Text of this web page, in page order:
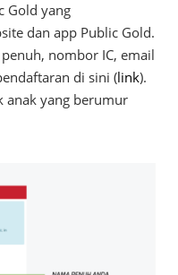
Gold yang
dan app Public Gold.
nombor IC, email
di sini (link).
anak yang berumur